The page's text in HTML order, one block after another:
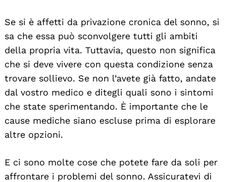
Se si è affetti da privazione cronica del sonno, si
sa che essa può sconvolgere tutti gli ambiti
della propria vita. Tuttavia, questo non significa
che si deve vivere con questa condizione senza
trovare sollievo. Se non l’avete già fatto, andate
dal vostro medico e ditegli quali sono i sintomi
che state sperimentando. È importante che le
cause mediche siano escluse prima di esplorare
altre opzioni.
E ci sono molte cose che potete fare da soli per
affrontare i problemi del sonno. Assicuratevi di